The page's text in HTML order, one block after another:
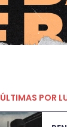
ÚLTIMAS POR